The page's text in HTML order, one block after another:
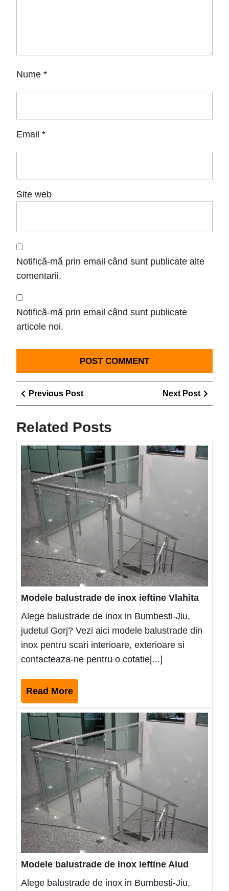
Nume *
Email *
Site web
Notifică-mă prin email când sunt publicate alte
comentarii.
Notifică-mă prin email când sunt publicate
articole noi.
Navigare
în
articole
Previous PostPrevious
Post
Next Post
Post
Related Posts
Modele balustrade de inox ieftine Vlahita
Alege balustrade de inox in Bumbesti-Jiu,
judetul Gorj? Vezi aici modele balustrade din
inox pentru scari interioare, exterioare si
contacteaza-ne pentru o cotatie[...]
Read MoreRead
More
Modele balustrade de inox ieftine Aiud
Alege balustrade de inox in Bumbesti-Jiu,